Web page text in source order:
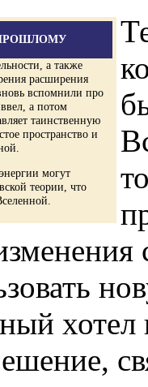
а также
расширения
вспомнили про
а потом
таинственную
пространство и
могут
теории, что
хотел